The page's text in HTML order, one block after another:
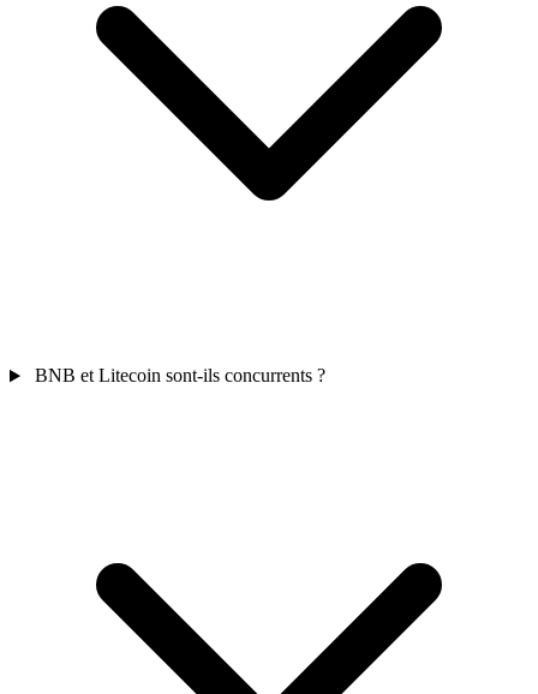
BNB et Litecoin sont-ils concurrents ?